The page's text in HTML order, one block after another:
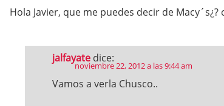
Hola Javier, que me puedes decir de
jalfayate dice:
noviembre 22, 2012 a las 9:44 am
Vamos a verla Chusco..